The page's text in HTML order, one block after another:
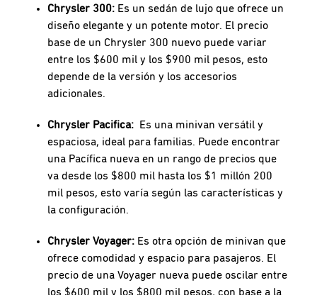
Chrysler 300: Es un sedán de lujo que ofrece un
diseño elegante y un potente motor. El precio
base de un Chrysler 300 nuevo puede variar
entre los $600 mil y los $900 mil pesos, esto
depende de la versión y los accesorios
adicionales.
Chrysler Pacifica: Es una minivan versátil y
espaciosa, ideal para familias. Puede encontrar
una Pacífica nueva en un rango de precios que
va desde los $800 mil hasta los $1 millón 200
mil pesos, esto varía según las características y
la configuración.
Chrysler Voyager: Es otra opción de minivan que
ofrece comodidad y espacio para pasajeros. El
precio de una Voyager nueva puede oscilar entre
los $600 mil y los $800 mil pesos, con base a la